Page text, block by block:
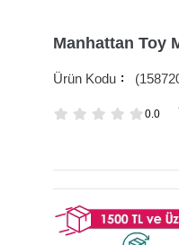
Manhattan Toy
0.0